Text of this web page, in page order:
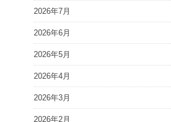
2026年7月
2026年6月
2026年5月
2026年4月
2026年3月
2026年2月